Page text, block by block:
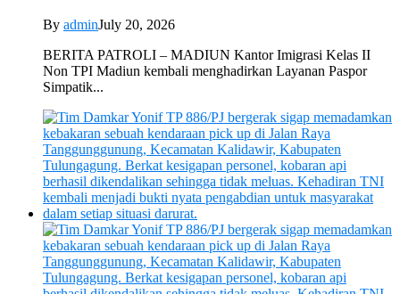
By adminJuly 20, 2026
BERITA PATROLI – MADIUN Kantor Imigrasi Kelas II
Non TPI Madiun kembali menghadirkan Layanan Paspor
Simpatik...